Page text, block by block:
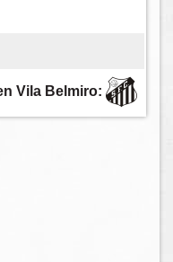
Vila Belmiro: